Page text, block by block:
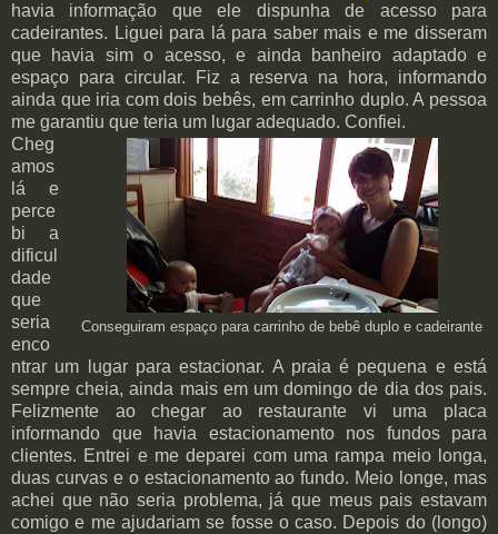
havia informação que ele dispunha de acesso para
cadeirantes. Liguei para lá para saber mais e me disseram
que havia sim o acesso, e ainda banheiro adaptado e
espaço para circular. Fiz a reserva na hora, informando
ainda que iria com dois bebês, em carrinho duplo. A pessoa
me garantiu que teria um lugar adequado. Confiei.
Conseguiram espaço para carrinho de bebê duplo e cadeirante
Cheg
amos
lá e
perce
bi a
dificul
dade
que
seria
enco
ntrar um lugar para estacionar. A praia é pequena e está
sempre cheia, ainda mais em um domingo de dia dos pais.
Felizmente ao chegar ao restaurante vi uma placa
informando que havia estacionamento nos fundos para
clientes. Entrei e me deparei com uma rampa meio longa,
duas curvas e o estacionamento ao fundo. Meio longe, mas
achei que não seria problema, já que meus pais estavam
comigo e me ajudariam se fosse o caso. Depois do (longo)